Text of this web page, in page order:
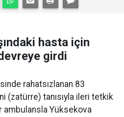
hasta için
girdi
rahatsızlanan 83
(zatürre) tanısıyla ileri tetkik
Yüksekova